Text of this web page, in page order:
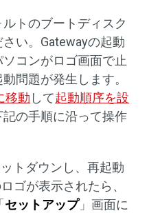
トのブートディスク
い。Gatewayの起動
コンがロゴ画面で止
問題が発生します。
移動 して起動順序を設
の手順に沿って操作
トダウンし、再起動
ゴが表示されたら、
セットアップ」画面に